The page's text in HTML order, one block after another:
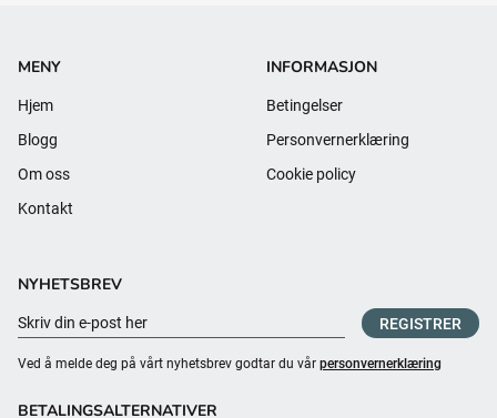
MENY
Hjem
Blogg
Om oss
Kontakt
INFORMASJON
Betingelser
Personvernerklæring
Cookie policy
NYHETSBREV
REGISTRER
Ved å melde deg på vårt nyhetsbrev godtar du vår personvernerklæring
BETALINGSALTERNATIVER